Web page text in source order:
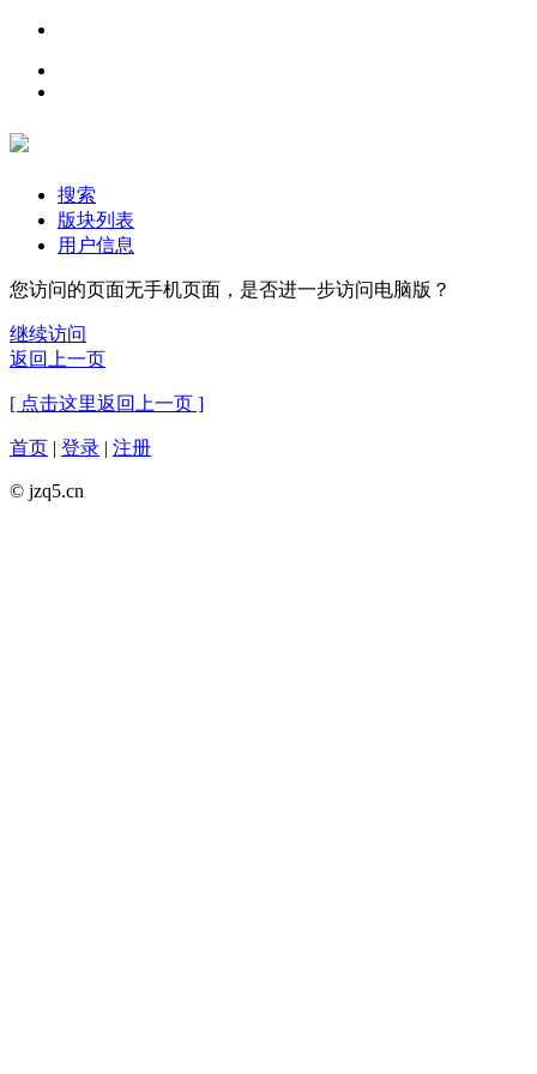
搜索
版块列表
用户信息
您访问的页面无手机页面，是否进一步访问电脑版？
继续访问
返回上一页
[ 点击这里返回上一页 ]
首页 | 登录 | 注册
© jzq5.cn